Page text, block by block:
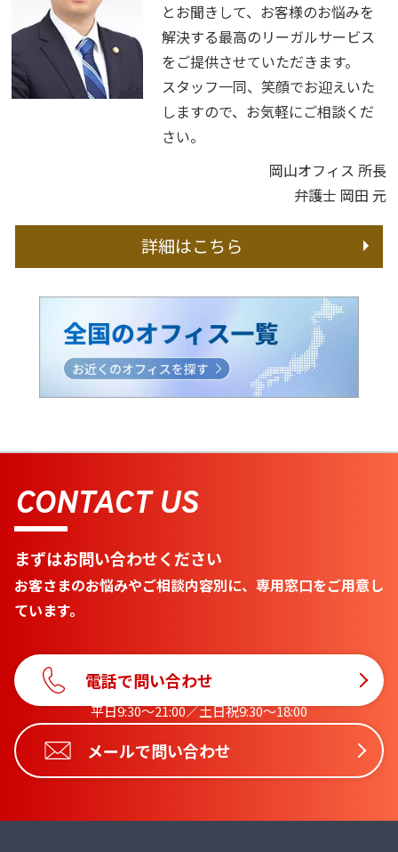
とお聞きして、お客様のお悩みを
解決する最高のリーガルサービス
をご提供させていただきます。
スタッフ一同、笑顔でお迎えいた
しますので、お気軽にご相談くだ
さい。
岡山オフィス 所長
弁護士 岡田 元
詳細はこちら
CONTACT US
まずはお問い合わせください
お客さまのお悩みやご相談内容別に、専用窓口をご用意し
ています。
電話で問い合わせ
平日9:30〜21:00／土日祝9:30〜18:00
メールで問い合わせ